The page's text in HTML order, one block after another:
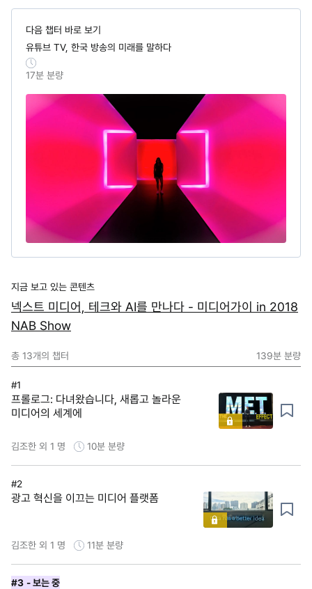
다음 챕터 바로 보기
유튜브 TV, 한국 방송의 미래를 말하다
17분 분량
지금 보고 있는 콘텐츠
넥스트 미디어, 테크와 AI를 만나다 - 미디어가이 in 2018
NAB Show
총 13개의 챕터 139분 분량
#1
프롤로그: 다녀왔습니다, 새롭고 놀라운
미디어의 세계에
김조한 외 1 명 10분 분량
#2
광고 혁신을 이끄는 미디어 플랫폼
김조한 외 1 명 11분 분량
#3 - 보는 중